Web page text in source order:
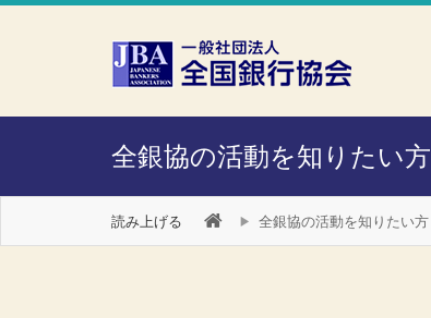
本文へスキップ
障がい者向け相談窓口
全銀協の活動を知りたい方
読み上げる 全銀協の活動を知りたい方